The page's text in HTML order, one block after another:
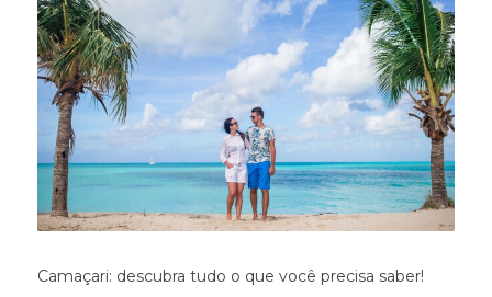
Camaçari: descubra tudo o que você precisa saber!